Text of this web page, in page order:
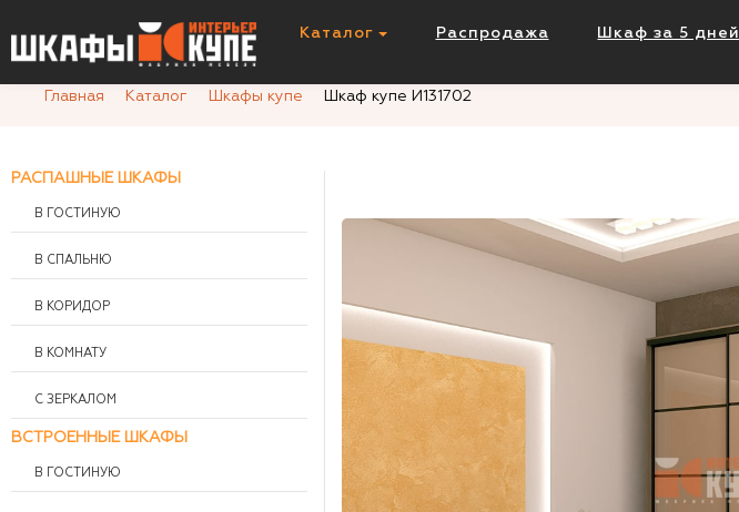
Каталог Распродажа Шкаф за 5 дней
Главная
Каталог Шкафы купе Шкаф купе И131702
Шкаф купе И131702
РАСПАШНЫЕ ШКАФЫ
В ГОСТИНУЮ
В СПАЛЬНЮ
В КОРИДОР
В КОМНАТУ
С ЗЕРКАЛОМ
ВСТРОЕННЫЕ ШКАФЫ
В ГОСТИНУЮ